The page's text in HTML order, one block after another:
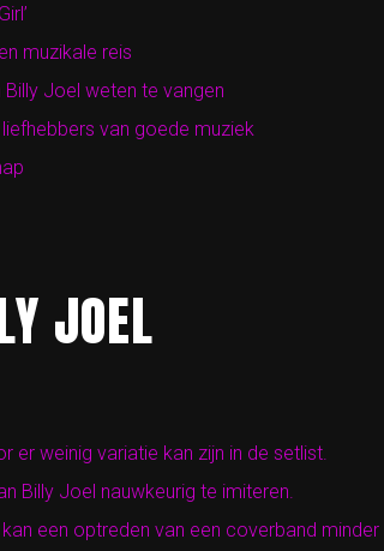
muzikale reis
Joel weten te vangen
van goede muziek
JOEL
er weinig variatie kan zijn in de setlist.
Billy Joel nauwkeurig te imiteren.
een optreden van een coverband minder